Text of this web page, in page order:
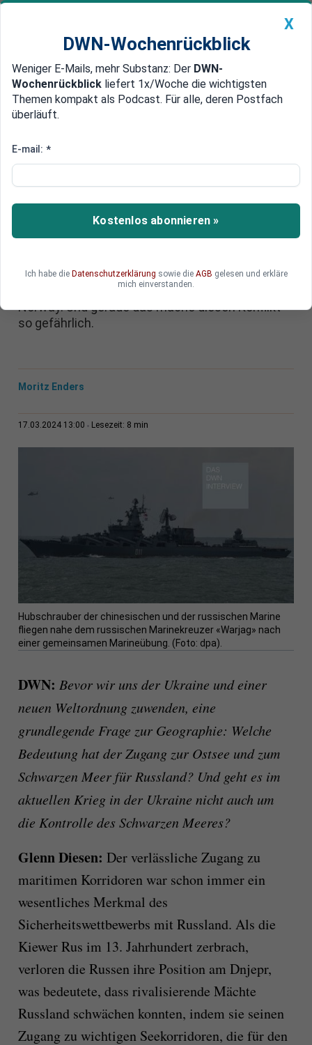
Newsticker MEIN DWN: Geldanlage Premium
Edelmetalle DWN-Magazin China
Ukraine-Konflikt: Wir haben die
Weltkrieg
Der Ukraine-Krieg sollte nicht isoliert, sondern vor
dem Hintergrund einer sich abzeichnenden
werden, sagt Glenn Diesen, Experte für Geopolitik
und Professor an der University of South-Eastern
Norway. Und gerade das mache diesen Konflikt
so gefährlich.
Moritz Enders
17.03.2024 13:00 Lesezeit: 8 min
Hubschrauber der chinesischen und der russischen Marine
fliegen nahe dem russischen Marinekreuzer «Warjag» nach
einer gemeinsamen Marineübung. (Foto: dpa).
DWN: Bevor wir uns der Ukraine und einer
neuen Weltordnung zuwenden, eine
grundlegende Frage zur Geographie: Welche
Bedeutung hat der Zugang zur Ostsee und zum
Schwarzen Meer für Russland? Und geht es im
aktuellen Krieg in der Ukraine nicht auch um
die Kontrolle des Schwarzen Meeres?
Glenn Diesen: Der verlässliche Zugang zu
maritimen Korridoren war schon immer ein
wesentliches Merkmal des
Sicherheitswettbewerbs mit Russland. Als die
Kiewer Rus im 13. Jahrhundert zerbrach,
verloren die Russen ihre Position am Dnjepr,
was bedeutete, dass rivalisierende Mächte
Russland schwächen konnten, indem sie seinen
Zugang zu wichtigen Seekorridoren, die für den
X
DWN-Wochenrückblick
Weniger E-Mails, mehr Substanz: Der DWN-
Wochenrückblick liefert 1x/Woche die wichtigsten
Themen kompakt als Podcast. Für alle, deren Postfach
überläuft.
E-mail: *
Kostenlos abonnieren »
Ich habe die Datenschutzerklärung sowie die AGB gelesen und erkläre
mich einverstanden.